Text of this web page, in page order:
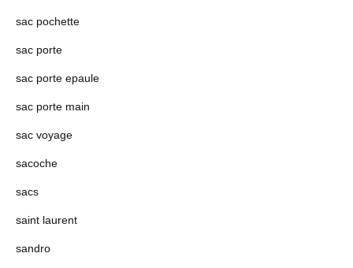
sac pochette
sac porte
sac porte epaule
sac porte main
sac voyage
sacoche
sacs
saint laurent
sandro